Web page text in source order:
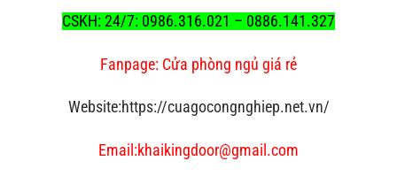
CSKH: 24/7: 0986.316.021 – 0886.141.327
Fanpage: Cửa phòng ngủ giá rẻ
Website:https://cuagocongnghiep.net.vn/
Email:khaikingdoor@gmail.com